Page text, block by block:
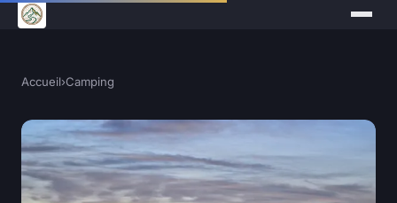
Accueil›Camping